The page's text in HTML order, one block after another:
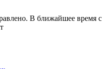
В ближайшее время с